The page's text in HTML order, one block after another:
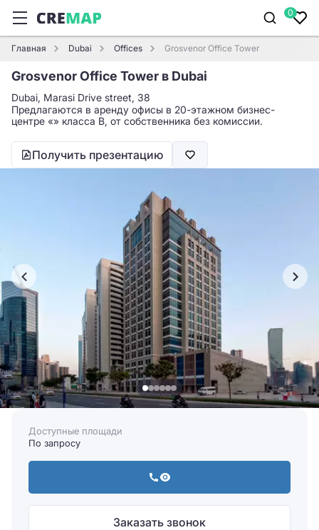
0
Главная Dubai Offices Grosvenor Office Tower
Grosvenor Office Tower в Dubai
Dubai, Marasi Drive street, 38
Предлагаются в аренду офисы в 20-этажном бизнес-
центре «» класса B, от собственника без комиссии.
Получить презентацию
Доступные площади
По запросу
Заказать звонок